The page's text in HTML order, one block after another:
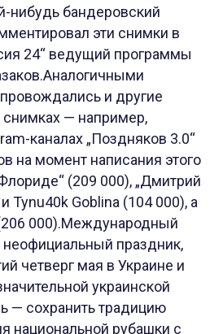
нибудь бандеровский
эти снимки в
24“ ведущий программы
и другие
— например,
каналах „Поздняков 3.0“
на момент написания этого
(209 000), „Дмитрий
Tynu40k Goblina (104 000), а
000).Международный
праздник,
четверг мая в Украине и
украинской
— сохранить традицию
национальной рубашки с